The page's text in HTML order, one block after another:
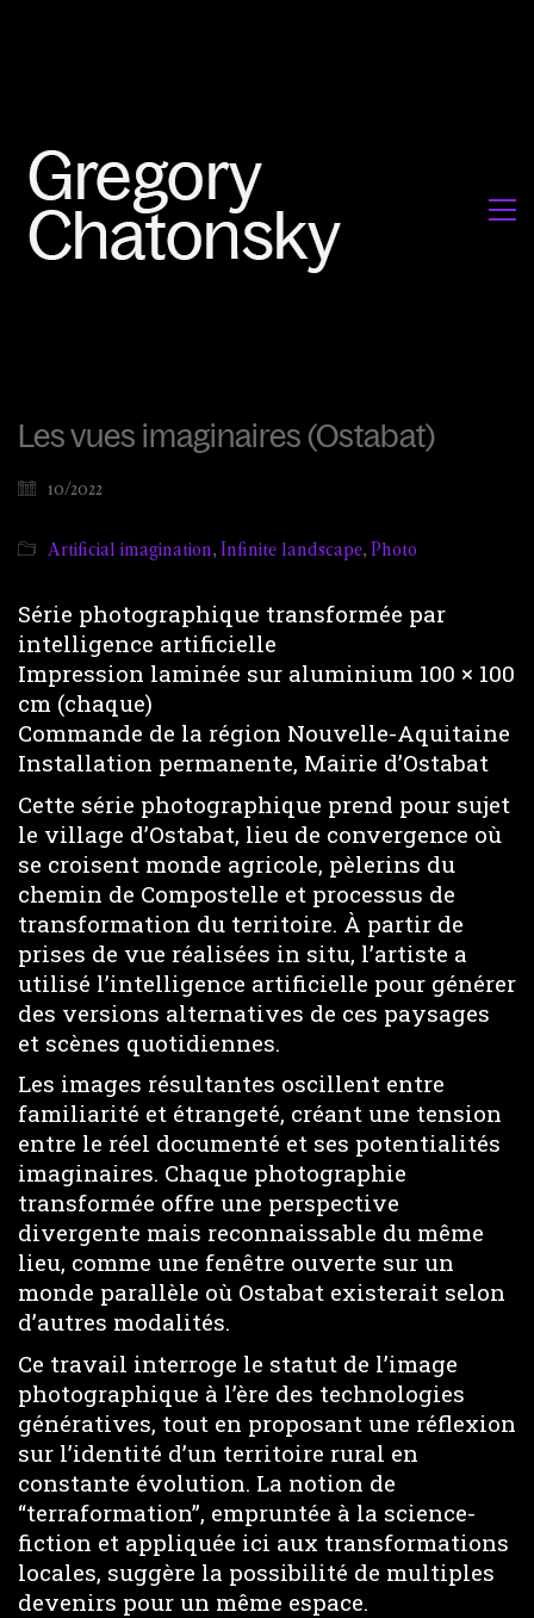
Les vues imaginaires (Ostabat)
10/2022
Artificial imagination, Infinite landscape, Photo
Série photographique transformée par
intelligence artificielle
Impression laminée sur aluminium 100 × 100
cm (chaque)
Commande de la région Nouvelle-Aquitaine
Installation permanente, Mairie d’Ostabat
Cette série photographique prend pour sujet
le village d’Ostabat, lieu de convergence où
se croisent monde agricole, pèlerins du
chemin de Compostelle et processus de
transformation du territoire. À partir de
prises de vue réalisées in situ, l’artiste a
utilisé l’intelligence artificielle pour générer
des versions alternatives de ces paysages
et scènes quotidiennes.
Les images résultantes oscillent entre
familiarité et étrangeté, créant une tension
entre le réel documenté et ses potentialités
imaginaires. Chaque photographie
transformée offre une perspective
divergente mais reconnaissable du même
lieu, comme une fenêtre ouverte sur un
monde parallèle où Ostabat existerait selon
d’autres modalités.
Ce travail interroge le statut de l’image
photographique à l’ère des technologies
génératives, tout en proposant une réflexion
sur l’identité d’un territoire rural en
constante évolution. La notion de
“terraformation”, empruntée à la science-
fiction et appliquée ici aux transformations
locales, suggère la possibilité de multiples
devenirs pour un même espace.